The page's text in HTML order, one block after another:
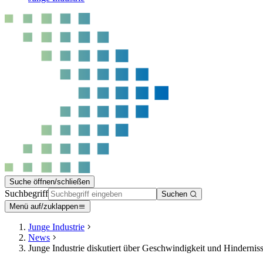
Suche öffnen/schließen
Suchbegriff
Suchen
Menü auf/zuklappen
Junge Industrie
News
Junge Industrie diskutiert über Geschwindigkeit und